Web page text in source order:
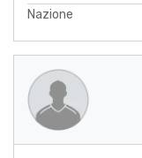
Nazione